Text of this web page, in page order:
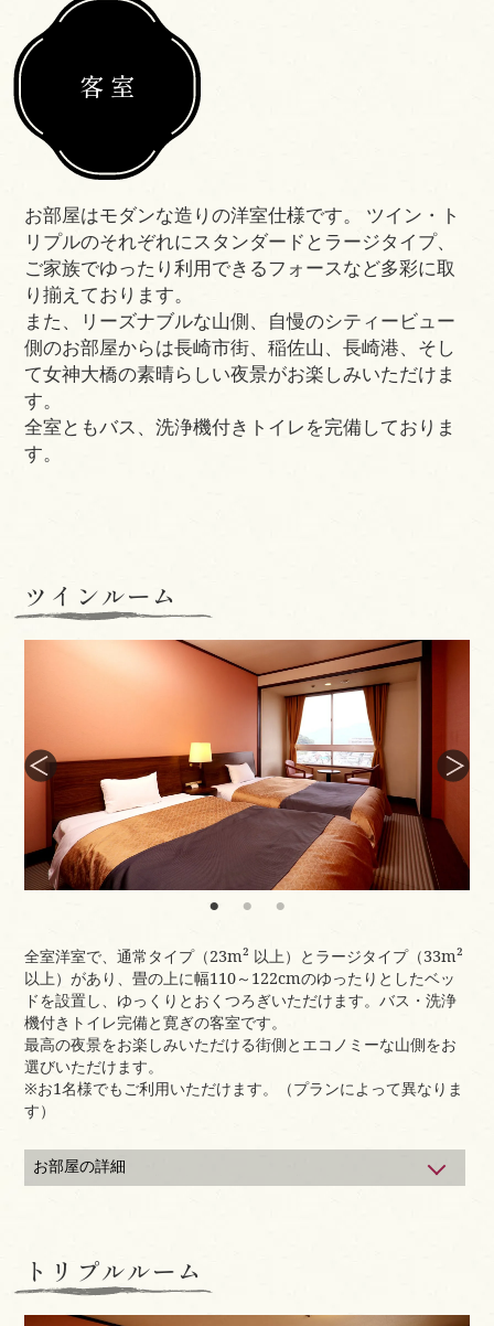
客 室
お部屋はモダンな造りの洋室仕様です。 ツイン・ト
リプルのそれぞれにスタンダードとラージタイプ、
ご家族でゆったり利用できるフォースなど多彩に取
り揃えております。
また、リーズナブルな山側、自慢のシティービュー
側のお部屋からは長崎市街、稲佐山、長崎港、そし
て女神大橋の素晴らしい夜景がお楽しみいただけま
す。
全室ともバス、洗浄機付きトイレを完備しておりま
す。
ツインルーム
全室洋室で、通常タイプ（23m² 以上）とラージタイプ（33m²
以上）があり、畳の上に幅110～122cmのゆったりとしたベッ
ドを設置し、ゆっくりとおくつろぎいただけます。バス・洗浄
機付きトイレ完備と寛ぎの客室です。
最高の夜景をお楽しみいただける街側とエコノミーな山側をお
選びいただけます。
※お1名様でもご利用いただけます。（プランによって異なりま
す）
お部屋の詳細
＜シティービュー側＞
トリプルルーム